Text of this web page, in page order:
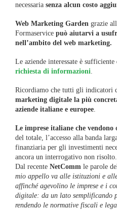
necessaria senza alcun costo
Web Marketing Garden grazie
Formaservice può aiutarvi a
nell’ambito del web marketing.
Le aziende interessate è
richiesta di informazioni
Ricordiamo che tutti gli indicatori
marketing digitale la più
aziende italiane e europee
Le imprese italiane che
del totale, l’accesso alla banda
finanziaria per gli investimenti
ancora un interrogativo non risolto.
Dal recente NetComm le parole
mio appello va alle istituzioni e
affinché agevolino le imprese e i
digitale: da un lato semplificando
rendendo le normative fiscali e